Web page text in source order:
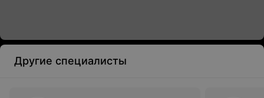
Другие специалисты